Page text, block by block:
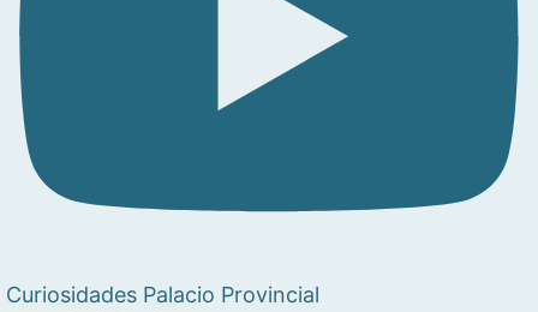
Curiosidades Palacio Provincial